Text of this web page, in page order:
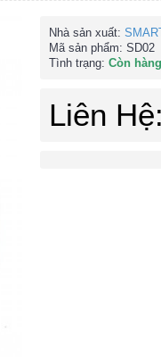
Nhà sản xuất:
Mã sản phẩm: SD02
Tình trạng: Còn hàng
Liên